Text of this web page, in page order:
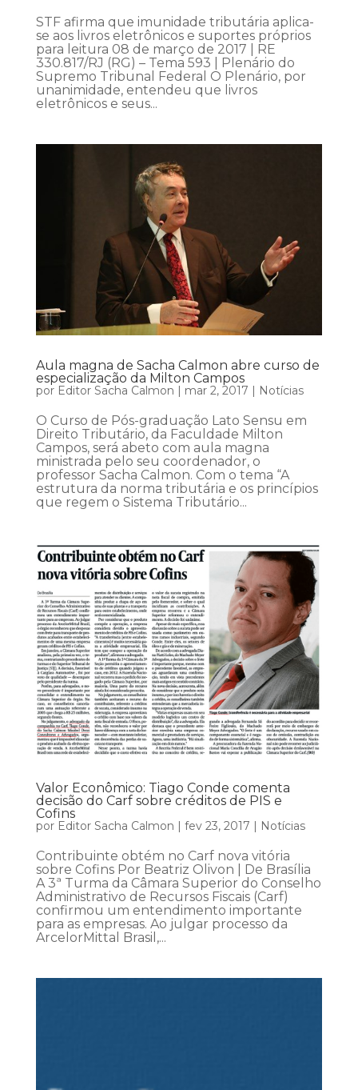
STF afirma que imunidade tributária aplica-
se aos livros eletrônicos e suportes próprios
para leitura 08 de março de 2017 | RE
330.817/RJ (RG) – Tema 593 | Plenário do
Supremo Tribunal Federal O Plenário, por
unanimidade, entendeu que livros
eletrônicos e seus...
Aula magna de Sacha Calmon abre curso de
especialização da Milton Campos
por Editor Sacha Calmon | mar 2, 2017 | Notícias
O Curso de Pós-graduação Lato Sensu em
Direito Tributário, da Faculdade Milton
Campos, será abeto com aula magna
ministrada pelo seu coordenador, o
professor Sacha Calmon. Com o tema “A
estrutura da norma tributária e os princípios
que regem o Sistema Tributário...
Valor Econômico: Tiago Conde comenta
decisão do Carf sobre créditos de PIS e
Cofins
por Editor Sacha Calmon | fev 23, 2017 | Notícias
Contribuinte obtém no Carf nova vitória
sobre Cofins Por Beatriz Olivon | De Brasília
A 3ª Turma da Câmara Superior do Conselho
Administrativo de Recursos Fiscais (Carf)
confirmou um entendimento importante
para as empresas. Ao julgar processo da
ArcelorMittal Brasil,...